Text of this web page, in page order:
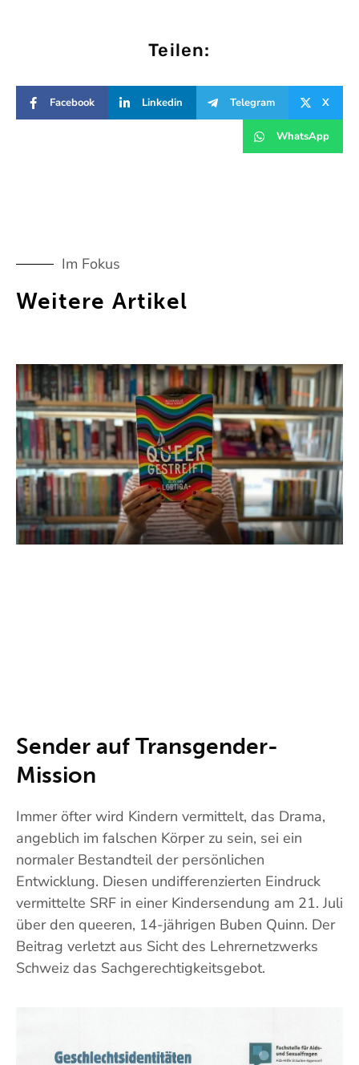
Teilen:
Facebook Linkedin Telegram X
WhatsApp
Im Fokus
Weitere Artikel
Sender auf Transgender-
Mission
Immer öfter wird Kindern vermittelt, das Drama,
angeblich im falschen Körper zu sein, sei ein
normaler Bestandteil der persönlichen
Entwicklung. Diesen undifferenzierten Eindruck
vermittelte SRF in einer Kindersendung am 21. Juli
über den queeren, 14-jährigen Buben Quinn. Der
Beitrag verletzt aus Sicht des Lehrernetzwerks
Schweiz das Sachgerechtigkeitsgebot.